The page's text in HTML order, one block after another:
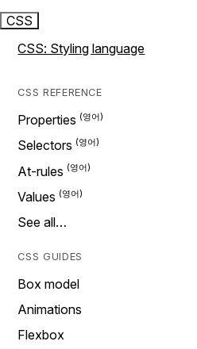
CSS
CSS: Styling language
CSS REFERENCE
Properties
Selectors
At-rules
Values
See all…
CSS GUIDES
Box model
Animations
Flexbox